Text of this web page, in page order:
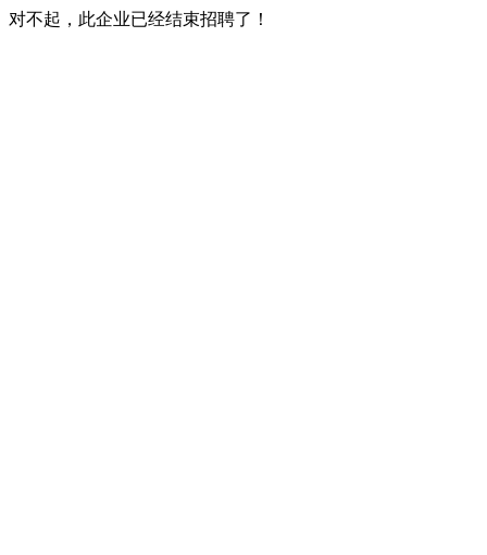
对不起，此企业已经结束招聘了！